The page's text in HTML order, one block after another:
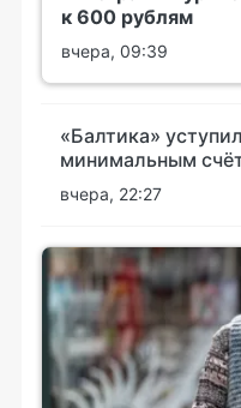
к 600 рублям
вчера, 09:39
«Балтика»
минимальным
вчера, 22:27